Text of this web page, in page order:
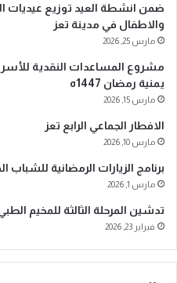
ل
إ
ل
ر
ن
ي
ضمن انشطة العيد توزيع عيديات
والاطفال في مدينة تعز
مارس 25, 2026
مشروع المساعدات النقدية
يمنية رمضان 1447ه
مارس 15, 2026
الافطار الجماعي الرابع تعز
مارس 10, 2026
برنامج الزيارات الرمضانية للشباب
مارس 1, 2026
تدشين المرحلة الثالثة للمخيم الطبي بتعز
فبراير 23, 2026